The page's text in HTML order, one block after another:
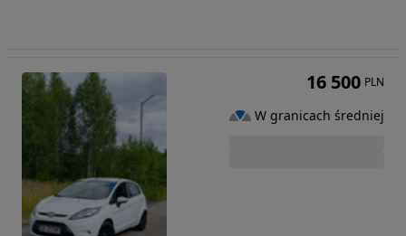
16 500 PLN
W granicach średniej